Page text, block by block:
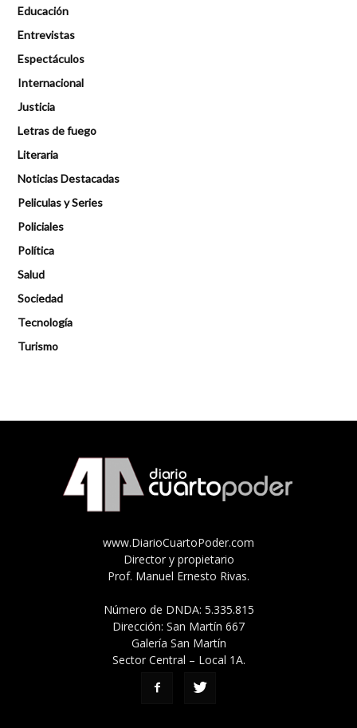
Educación
Entrevistas
Espectáculos
Internacional
Justicia
Letras de fuego
Literaria
Noticias Destacadas
Peliculas y Series
Policiales
Política
Salud
Sociedad
Tecnología
Turismo
www.DiarioCuartoPoder.com
Director y propietario
Prof. Manuel Ernesto Rivas.
Número de DNDA: 5.335.815
Dirección: San Martín 667
Galería San Martín
Sector Central – Local 1A.